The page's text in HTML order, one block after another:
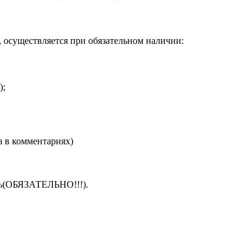
при обязательном наличии:
в комментариях)